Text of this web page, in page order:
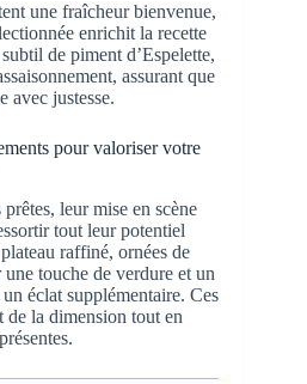
une fraîcheur bienvenue,
enrichit la recette
de piment d’Espelette,
assurant que
avec justesse.
pour valoriser votre
leur mise en scène
tout leur potentiel
raffiné, ornées de
touche de verdure et un
éclat supplémentaire. Ces
de la dimension tout en